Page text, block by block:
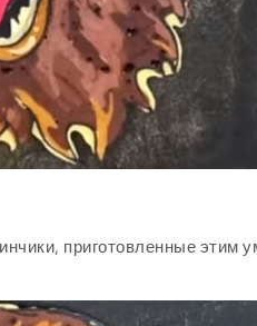
приготовленные этим